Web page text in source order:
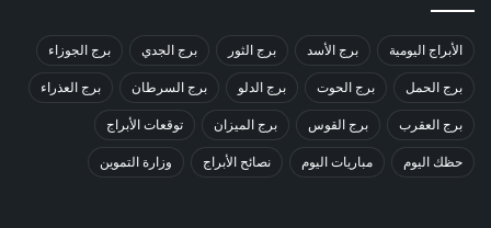
الأبراج اليومية برج الأسد برج الثور برج الجدي برج الجوزاء
برج الحمل برج الحوت برج الدلو برج السرطان برج العذراء
برج العقرب برج القوس برج الميزان توقعات الأبراج
حظك اليوم مباريات اليوم نصائح الأبراج وزارة التموين